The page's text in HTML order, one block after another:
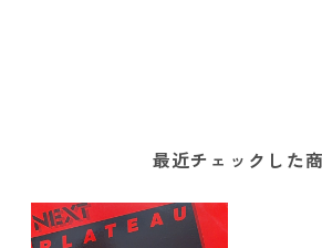
最近チェックした